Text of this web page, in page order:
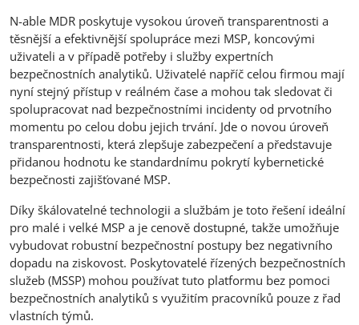
N-able MDR poskytuje vysokou úroveň transparentnosti a
těsnější a efektivnější spolupráce mezi MSP, koncovými
uživateli a v případě potřeby i služby expertních
bezpečnostních analytiků. Uživatelé napříč celou firmou mají
nyní stejný přístup v reálném čase a mohou tak sledovat či
spolupracovat nad bezpečnostními incidenty od prvotního
momentu po celou dobu jejich trvání. Jde o novou úroveň
transparentnosti, která zlepšuje zabezpečení a představuje
přidanou hodnotu ke standardnímu pokrytí kybernetické
bezpečnosti zajišťované MSP.
Díky škálovatelné technologii a službám je toto řešení ideální
pro malé i velké MSP a je cenově dostupné, takže umožňuje
vybudovat robustní bezpečnostní postupy bez negativního
dopadu na ziskovost. Poskytovatelé řízených bezpečnostních
služeb (MSSP) mohou používat tuto platformu bez pomoci
bezpečnostních analytiků s využitím pracovníků pouze z řad
vlastních týmů.